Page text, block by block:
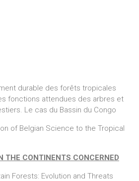
durable des forêts tropicales
fonctions attendues des arbres et
Le cas du Bassin du Congo
of Belgian Science to the Tropical
THE CONTINENTS CONCERNED
Forests: Evolution and Threats